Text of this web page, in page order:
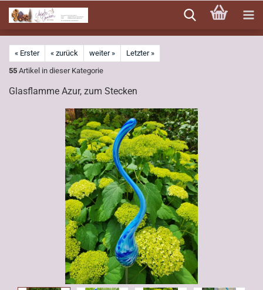
zum
Hauptinhalt
« Erster « zurück weiter »
Letzter »
55 Artikel in dieser Kategorie
Glasflamme Azur, zum Stecken